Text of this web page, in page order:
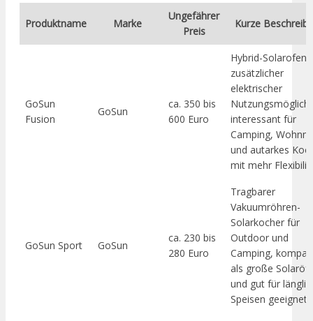
Produktname Marke
Ungefährer
Preis
Kurze
GoSun
Fusion
GoSun
ca. 350 bis
600 Euro
Hybrid-Solarofen
zusätzlicher
elektrischer
interessant für
Camping,
und autarkes
mit mehr
GoSun Sport GoSun
ca. 230 bis
280 Euro
Tragbarer
Vakuumröhren-
Solarkocher für
Outdoor und
Camping,
als große
und gut für
Speisen geeignet.